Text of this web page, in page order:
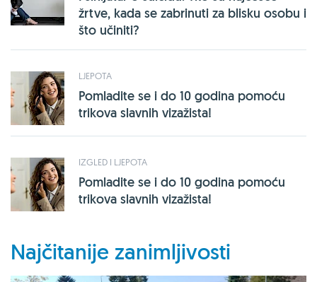
žrtve, kada se zabrinuti za blisku osobu i
što učiniti?
LJEPOTA
Pomladite se i do 10 godina pomoću
trikova slavnih vizažista!
IZGLED I LJEPOTA
Pomladite se i do 10 godina pomoću
trikova slavnih vizažista!
Najčitanije zanimljivosti